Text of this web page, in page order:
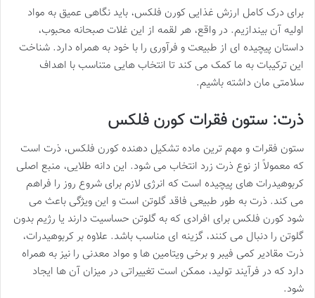
برای درک کامل ارزش غذایی کورن فلکس، باید نگاهی عمیق به مواد
اولیه آن بیندازیم. در واقع، هر لقمه از این غلات صبحانه محبوب،
داستان پیچیده ای از طبیعت و فرآوری را با خود به همراه دارد. شناخت
این ترکیبات به ما کمک می کند تا انتخاب هایی متناسب با اهداف
سلامتی مان داشته باشیم.
ذرت: ستون فقرات کورن فلکس
ستون فقرات و مهم ترین ماده تشکیل دهنده کورن فلکس، ذرت است
که معمولاً از نوع ذرت زرد انتخاب می شود. این دانه طلایی، منبع اصلی
کربوهیدرات های پیچیده است که انرژی لازم برای شروع روز را فراهم
می کند. ذرت به طور طبیعی فاقد گلوتن است و این ویژگی باعث می
شود کورن فلکس برای افرادی که به گلوتن حساسیت دارند یا رژیم بدون
گلوتن را دنبال می کنند، گزینه ای مناسب باشد. علاوه بر کربوهیدرات،
ذرت مقادیر کمی فیبر و برخی ویتامین ها و مواد معدنی را نیز به همراه
دارد که در فرآیند تولید، ممکن است تغییراتی در میزان آن ها ایجاد
شود.